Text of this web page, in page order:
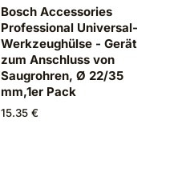
Bosch Accessories
Professional Universal-
Werkzeughülse - Gerät
zum Anschluss von
Saugrohren, Ø 22/35
mm,1er Pack
15.35 €